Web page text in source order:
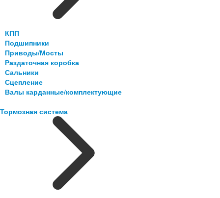
КПП
Подшипники
Приводы/Мосты
Раздаточная коробка
Сальники
Сцепление
Валы карданные/комплектующие
Тормозная система